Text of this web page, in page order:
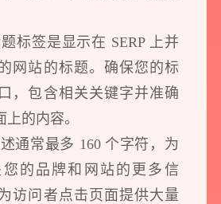
标签是显示在 SERP 上并
网站的标题。确保您的标
，包含相关关键字并准确
的内容。
通常最多 160 个字符，为
的品牌和网站的更多信
访问者点击页面提供大量